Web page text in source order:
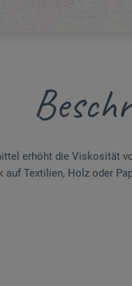
erhöht die Viskosität
auf Textilien, Holz oder